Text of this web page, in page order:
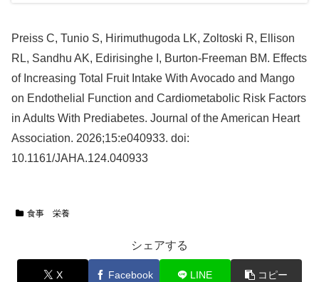
Preiss C, Tunio S, Hirimuthugoda LK, Zoltoski R, Ellison
RL, Sandhu AK, Edirisinghe I, Burton-Freeman BM. Effects
of Increasing Total Fruit Intake With Avocado and Mango
on Endothelial Function and Cardiometabolic Risk Factors
in Adults With Prediabetes. Journal of the American Heart
Association. 2026;15:e040933. doi:
10.1161/JAHA.124.040933
食事 栄養
シェアする
X Facebook LINE コピー